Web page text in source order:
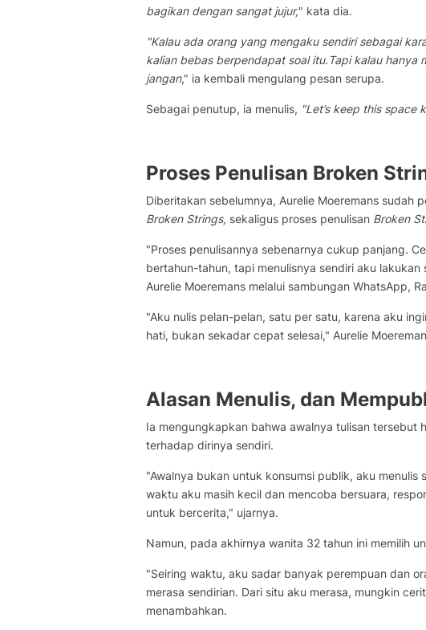
bagikan dengan sangat jujur," kata dia.
"Kalau ada orang yang mengaku sendiri sebagai
kalian bebas berpendapat soal itu.Tapi kalau hanya
jangan," ia kembali mengulang pesan serupa.
Sebagai penutup, ia menulis, "Let’s keep this space
Proses Penulisan Broken
Diberitakan sebelumnya, Aurelie Moeremans sudah
Broken Strings, sekaligus proses penulisan Broken
"Proses penulisannya sebenarnya cukup panjang.
bertahun-tahun, tapi menulisnya sendiri aku
Aurelie Moeremans melalui sambungan WhatsApp,
"Aku nulis pelan-pelan, satu per satu, karena aku
hati, bukan sekadar cepat selesai," Aurelie
Alasan Menulis, dan
Ia mengungkapkan bahwa awalnya tulisan tersebut
terhadap dirinya sendiri.
"Awalnya bukan untuk konsumsi publik, aku
waktu aku masih kecil dan mencoba bersuara,
untuk bercerita," ujarnya.
Namun, pada akhirnya wanita 32 tahun ini memilih
"Seiring waktu, aku sadar banyak perempuan dan
merasa sendirian. Dari situ aku merasa, mungkin
menambahkan.